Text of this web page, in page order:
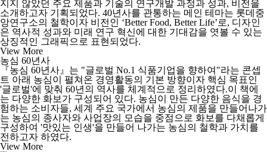
지지 않았던 주요 제품과 기술의 연구개발 과정과 성과, 비전을
소개하고자 기획되었다. 40년사를 관통하는 메인 테마는 롯데중
앙연구소의 철학이자 비전인 ‘Better Food, Better Life’로, 디자인
은 역사적 성과와 미래 연구 혁신에 대한 기대감을 엿볼 수 있는
상징적인 그래픽으로 표현되었다.
View More
농심 60년사
『농심 60년사』는 "글로벌 No.1 식품기업을 향하여"라는 콘셉
트 아래 농심이 펼쳐온 경영활동의 기본 방향이자 핵심 목표인
'글로벌'에 맞춰 60년의 역사를 체계적으로 정리하였다.이 책에
는 다양한 화보가 구성되어 있다. 농심이 만든 다양한 음식을 경
험하는 소비자들, 세계 주요 국가에서 농심의 제품을 만들어나가
는 농심의 종사자와 사업장의 모습을 중점으로 화보를 다채롭게
구성하여 '맛있는 인생'을 만들어 나가는 농심의 철학과 가치를
전하고자 하였다.
View More